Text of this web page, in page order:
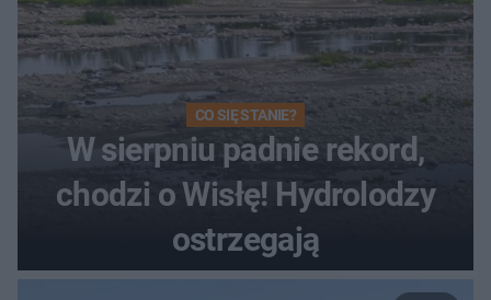
CO SIĘ STANIE?
W sierpniu padnie rekord,
chodzi o Wisłę! Hydrolodzy
ostrzegają